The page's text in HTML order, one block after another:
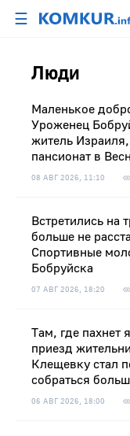
☰
Люди
Маленькое
Уроженец
житель
пансионат в
08 АВГ 2026, 11:10
Встретились на
больше не
Спортивные
Бобруйска
07 АВГ 2026, 18:20
Там, где
приезд
Клещевку стал
собраться
06 АВГ 2026, 18:00